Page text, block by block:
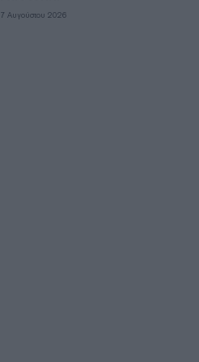
7 Αυγούστου 2026